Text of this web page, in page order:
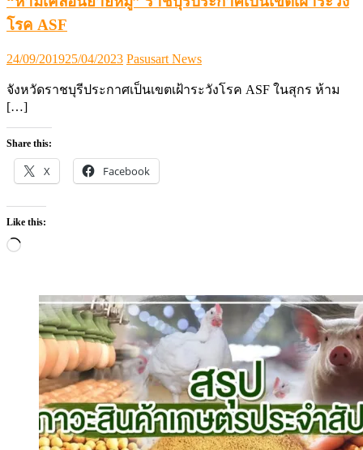
โรค ASF
Posted
24/09/201925/04/2023 Author
Pasusart News
จังหวัดราชบุรีประกาศเป็นเขตเฝ้าระวังโรค ASF ในสุกร ห้าม
[…]
Share this:
X Facebook
Like this:
Loading…